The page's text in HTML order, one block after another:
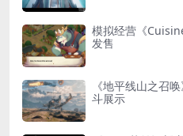
模拟经营《
发售
《地平线山之召
斗展示